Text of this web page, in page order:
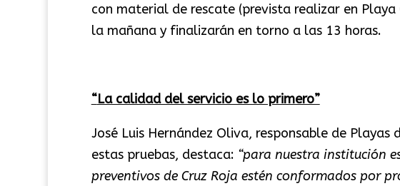
con material de rescate (prevista realizar en Playa
la mañana y finalizarán en torno a las 13 horas.
“La calidad del servicio es lo primero”
José Luis Hernández Oliva, responsable de Playas
estas pruebas, destaca: “para nuestra institución
preventivos de Cruz Roja estén conformados por